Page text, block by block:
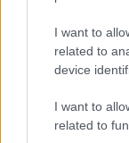
I want to
related to
device
I want to
related to
Nem szeretne
legfrissebb
postaládájába érkezik!
A SZOL24